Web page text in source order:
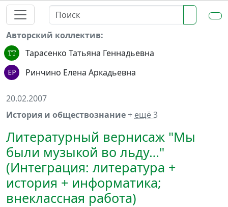
Авторский коллектив:
Тарасенко Татьяна Геннадьевна
Ринчино Елена Аркадьевна
20.02.2007
История и обществознание+ ещё 3
Литературный вернисаж "Мы
были музыкой во льду…"
(Интеграция: литература +
история + информатика;
внеклассная работа)